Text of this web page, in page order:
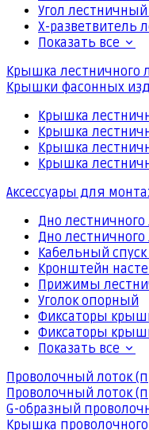
Угол
Х-разветвитель
Показать все
Крышка лестничного
Крышки фасонных
Крышка
Крышка
Крышка
Крышка
Аксессуары для
Дно
Дно
Кабельный спуск
Кронштейн
Прижимы
Уголок опорный
Фиксаторы
Фиксаторы
Показать все
Проволочный лоток
Проволочный лоток
G-образный
Крышка проволочного